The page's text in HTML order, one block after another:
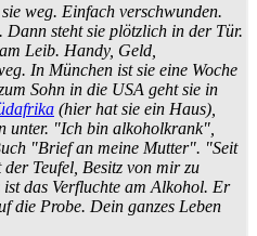
weg. Einfach verschwunden.
Dann steht sie plötzlich in der Tür.
Leib. Handy, Geld,
In München ist sie eine Woche
Sohn in die USA geht sie in
(hier hat sie ein Haus),
unter. "Ich bin alkoholkrank",
"Brief an meine Mutter". "Seit
Teufel, Besitz von mir zu
das Verfluchte am Alkohol. Er
die Probe. Dein ganzes Leben